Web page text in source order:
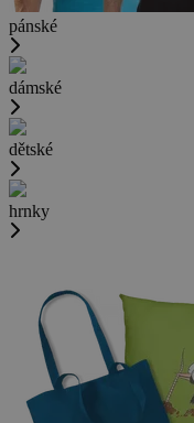
pánské
dámské
dětské
hrnky